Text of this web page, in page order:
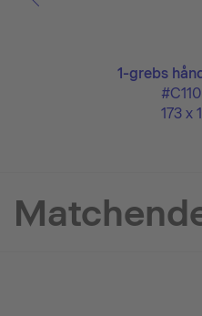
1-grebs
173 x